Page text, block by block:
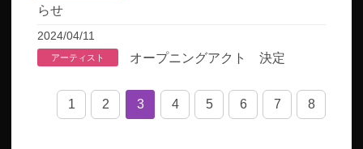
らせ
2024/04/11
アーティスト オープニングアクト 決定
1 2 3 4 5 6 7 8